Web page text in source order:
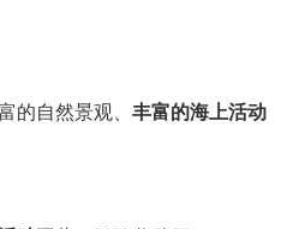
的自然景观、 丰富的海上活动